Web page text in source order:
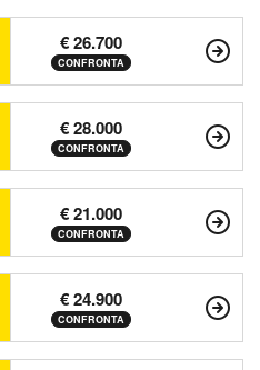
€ 26.700
CONFRONTA
€ 28.000
CONFRONTA
€ 21.000
CONFRONTA
€ 24.900
CONFRONTA